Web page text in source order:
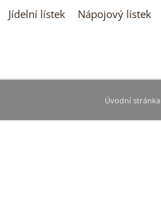
Jídelní lístek Nápojový lístek
Úvodní stránka